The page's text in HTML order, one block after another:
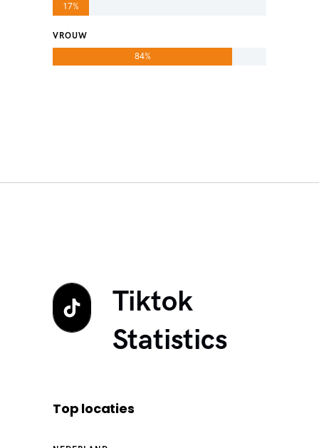
17%
VROUW
84%
Tiktok
Statistics
Top locaties